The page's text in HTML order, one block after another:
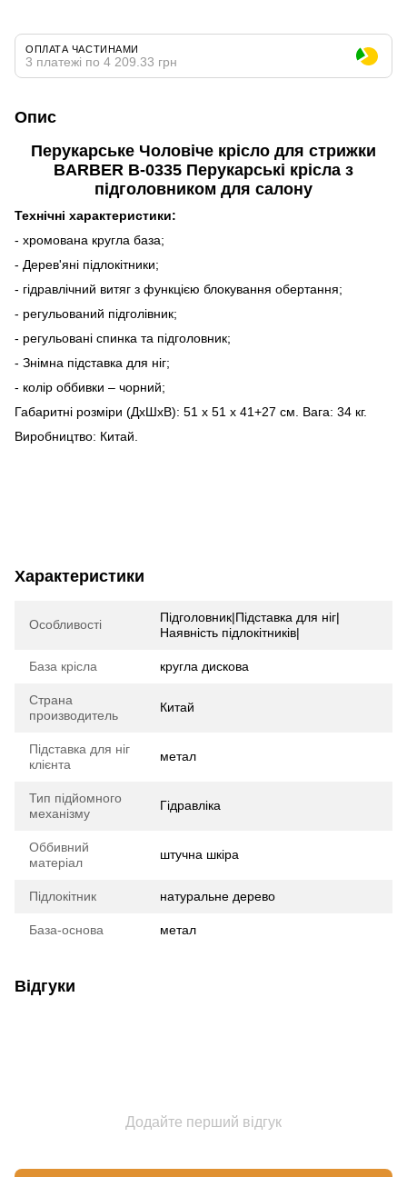
ОПЛАТА ЧАСТИНАМИ
3 платежі по 4 209.33 грн
Опис
Перукарське Чоловіче крісло для стрижки
BARBER B-0335 Перукарські крісла з
підголовником для салону
Технічні характеристики:
- хромована кругла база;
- Дерев'яні підлокітники;
- гідравлічний витяг з функцією блокування обертання;
- регульований підголівник;
- регульовані спинка та підголовник;
- Знімна підставка для ніг;
- колір оббивки – чорний;
Габаритні розміри (ДхШхВ): 51 х 51 х 41+27 см. Вага: 34 кг.
Виробництво: Китай.
Характеристики
Особливості
Підголовник|Підставка для ніг|
Наявність підлокітників|
База крісла кругла дискова
Страна
производитель
Китай
Підставка для ніг
клієнта
метал
Тип підйомного
механізму
Гідравліка
Оббивний
матеріал
штучна шкіра
Підлокітник натуральне дерево
База-основа метал
Відгуки
Додайте перший відгук